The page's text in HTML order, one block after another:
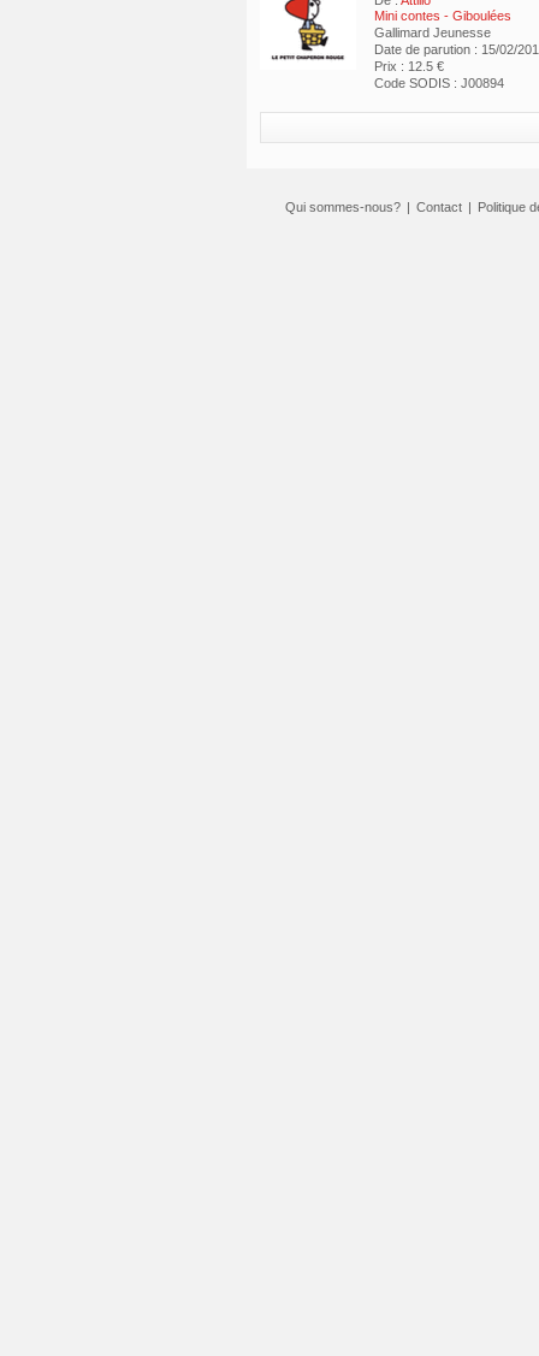
Mini contes - Giboulées
Gallimard Jeunesse
Date de parution : 15/02/
Prix : 12.5 €
Code SODIS : J00894
Qui sommes-nous? | Contact | Politique